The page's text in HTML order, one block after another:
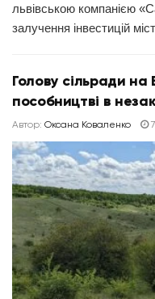
львівською компанією
залучення інвестицій
Голову сільради
пособництві в
Автор: Оксана Коваленко